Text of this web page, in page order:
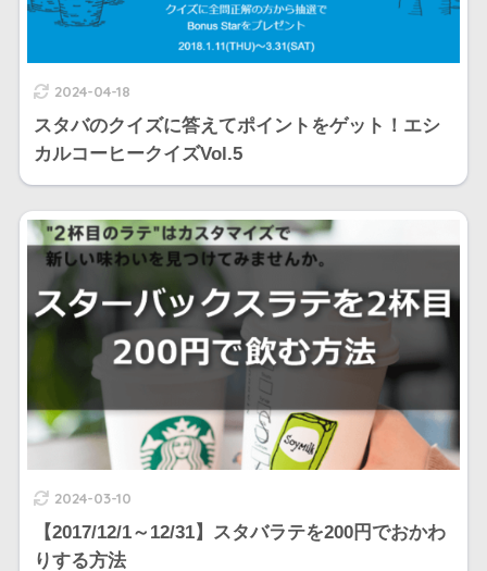
2024-04-18
スタバのクイズに答えてポイントをゲット！エシ
カルコーヒークイズVol.5
2024-03-10
【2017/12/1～12/31】スタバラテを200円でおかわ
りする方法